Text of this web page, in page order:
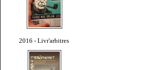
2016 - Livr'arbitres